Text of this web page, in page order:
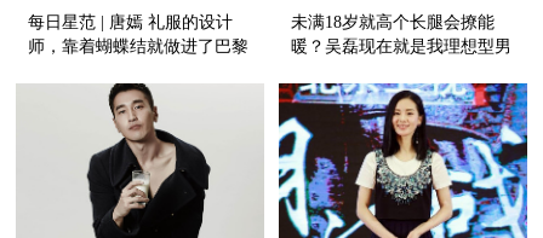
每日星范 | 唐嫣 礼服的设计
师，靠着蝴蝶结就做进了巴黎
未满18岁就高个长腿会撩能
暖？吴磊现在就是我理想型男